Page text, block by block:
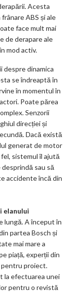
Acesta
ABS și ale
face mult mai
de derapare ale
mod activ.
despre dinamica
se îndreaptă în
în momentul în
Poate părea
Senzorii
direcției și
Dacă există
generat de motor
sistemul îl ajută
sau să
accidente încă din
elanului
lungă. A început în
partea Bosch și
mai mare a
piață, experții din
pentru proiect.
la efectuarea unei
pentru o revistă